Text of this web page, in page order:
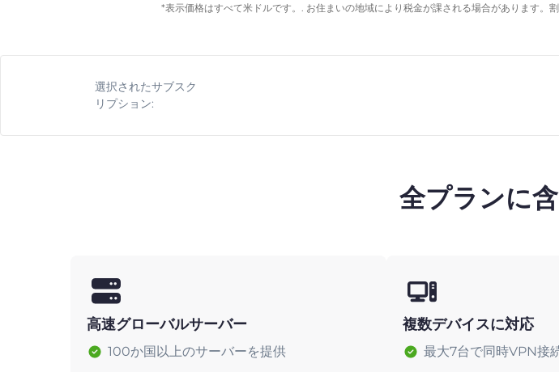
*表示価格はすべて米ドルです。. お住まいの地域により税金が課される場合があります。
選択されたサブスク
リプション:
全プランに
高速グローバルサーバー
100か国以上のサーバーを提供
複数デバイスに対応
最大7台で同時VPN接